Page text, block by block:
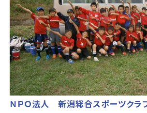
ＮＰＯ法人 新潟総合スポーツクラ